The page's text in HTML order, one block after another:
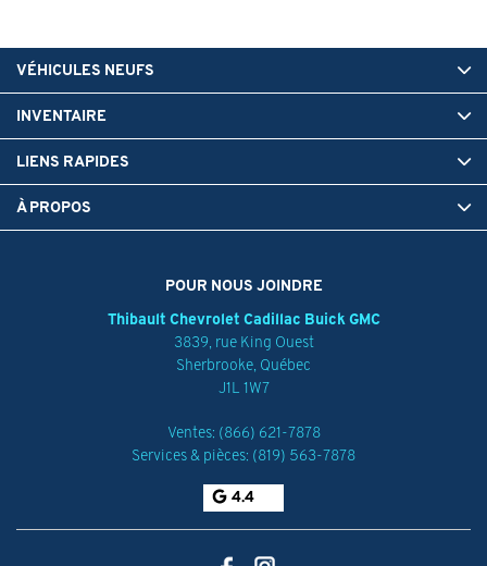
POUR NOUS JOINDRE
Thibault Chevrolet Cadillac Buick GMC
3839, rue King Ouest
Sherbrooke, Québec
J1L 1W7
Ventes: (866) 621-7878
Services & pièces: (819) 563-7878
4.4
VÉHICULES NEUFS
INVENTAIRE
LIENS RAPIDES
À PROPOS